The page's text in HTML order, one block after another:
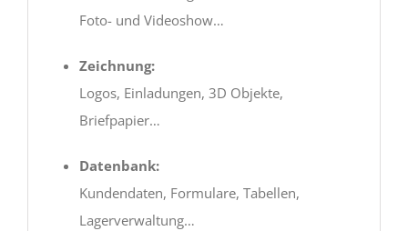
Foto- und Videoshow…
Zeichnung:
Logos, Einladungen, 3D Objekte,
Briefpapier…
Datenbank:
Kundendaten, Formulare, Tabellen,
Lagerverwaltung…